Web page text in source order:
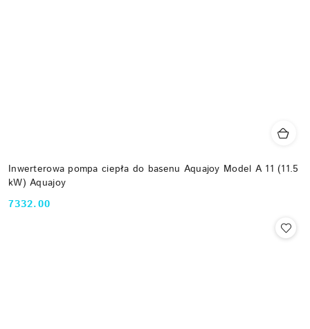
Inwerterowa pompa ciepła do basenu Aquajoy Model A 11 (11.5
kW) Aquajoy
Cena:
7332.00